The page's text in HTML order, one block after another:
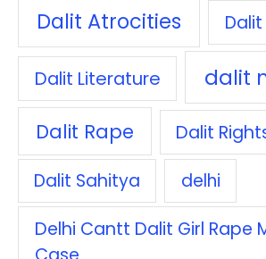
Dalit Atrocities
Dalit Literature dalit
Dalit Rape Dalit
Dalit Sahitya delhi
Delhi Cantt Dalit Girl Rape